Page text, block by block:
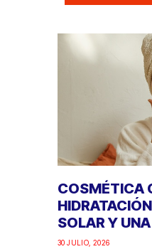
COSMÉTICA
SOLAR Y
30 JULIO, 2026